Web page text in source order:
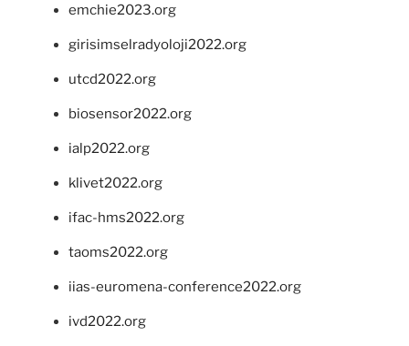
emchie2023.org
girisimselradyoloji2022.org
utcd2022.org
biosensor2022.org
ialp2022.org
klivet2022.org
ifac-hms2022.org
taoms2022.org
iias-euromena-conference2022.org
ivd2022.org